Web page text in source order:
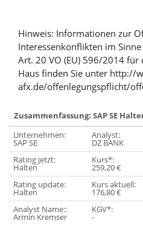
Hinweis: Informationen zur
Interessenkonflikten im
Art. 20 VO (EU) 596/2014 für
Haus finden Sie unter http://
afx.de/offenlegungspflicht/
Zusammenfassung: SAP SE
Unternehmen:
SAP SE
Analyst:
DZ BANK
Rating jetzt:
Halten
Kurs*:
259,20 €
Rating update:
Halten
Kurs aktuell:
176,80 €
Analyst Name::
Armin Kremser
KGV*:
-